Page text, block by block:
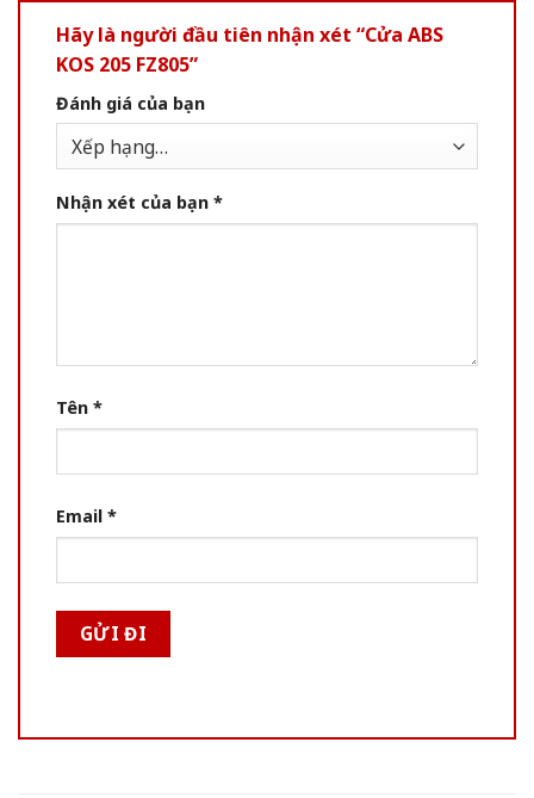
Hãy là người đầu tiên nhận xét “Cửa ABS
KOS 205 FZ805”
Đánh giá của bạn
Nhận xét của bạn *
Tên *
Email *